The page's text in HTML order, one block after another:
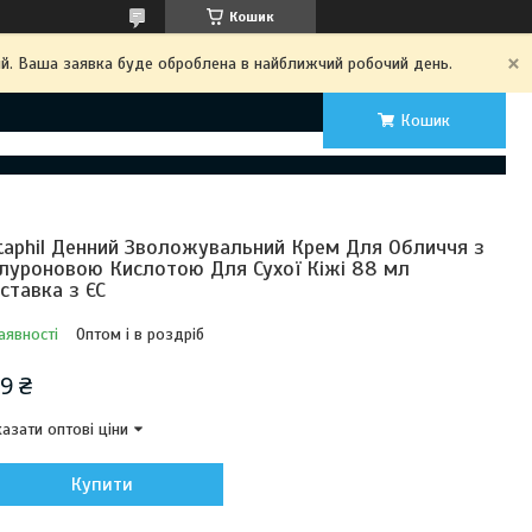
Кошик
Ваша заявка буде оброблена в найближчий робочий день.
Кошик
Денний Зволожувальний Крем Для Обличчя з
Кислотою Для Сухої Кіжі 88 мл
з ЄС
Оптом і в роздріб
₴
оптові ціни
Купити